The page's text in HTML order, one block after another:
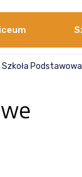
Szkoła Podstawowa